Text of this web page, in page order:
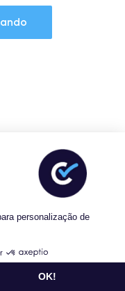
personalização de
OK!